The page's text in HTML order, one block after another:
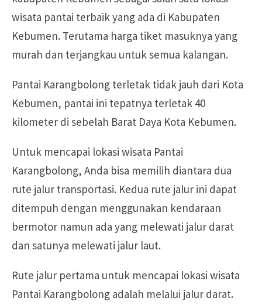
wisata pantai terbaik yang ada di Kabupaten
Kebumen. Terutama harga tiket masuknya yang
murah dan terjangkau untuk semua kalangan.
Pantai Karangbolong terletak tidak jauh dari Kota
Kebumen, pantai ini tepatnya terletak 40
kilometer di sebelah Barat Daya Kota Kebumen.
Untuk mencapai lokasi wisata Pantai
Karangbolong, Anda bisa memilih diantara dua
rute jalur transportasi. Kedua rute jalur ini dapat
ditempuh dengan menggunakan kendaraan
bermotor namun ada yang melewati jalur darat
dan satunya melewati jalur laut.
Rute jalur pertama untuk mencapai lokasi wisata
Pantai Karangbolong adalah melalui jalur darat.